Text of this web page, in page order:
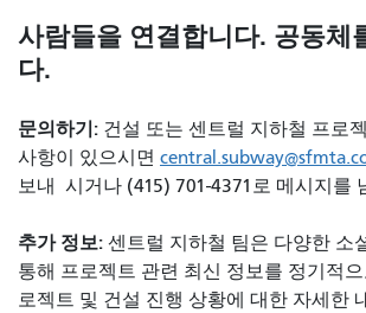
사람들을 연결합니다. 공동체
다.
문의하기: 건설 또는 센트럴 지하철 프로
사항이 있으시면
보내 시거나 (415) 701-4371로 메시지를
추가 정보: 센트럴 지하철 팀은 다양한 소
통해 프로젝트 관련 최신 정보를 정기적
로젝트 및 건설 진행 상황에 대한 자세한